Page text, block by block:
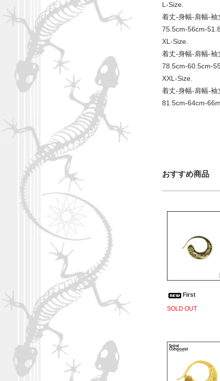
L-Size.
着丈-身幅-肩幅-袖
75.5cm-56cm-
XL-Size.
着丈-身幅-肩幅-袖
78.5cm-60.5cm-
XXL-Size.
着丈-身幅-肩幅-袖
81.5cm-64cm-
おすすめ商品
First
SOLD OUT